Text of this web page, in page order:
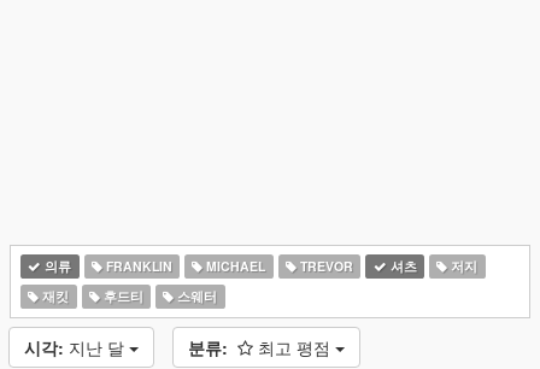
의류 FRANKLIN MICHAEL TREVOR 셔츠
저지
재킷
후드티 스웨터
시각: 지난 달 분류: 최고 평점